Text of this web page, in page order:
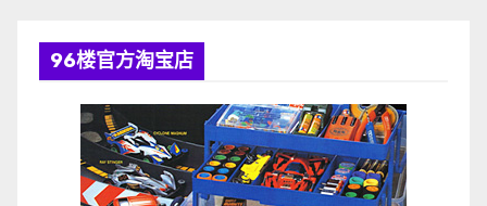
96楼官方淘宝店